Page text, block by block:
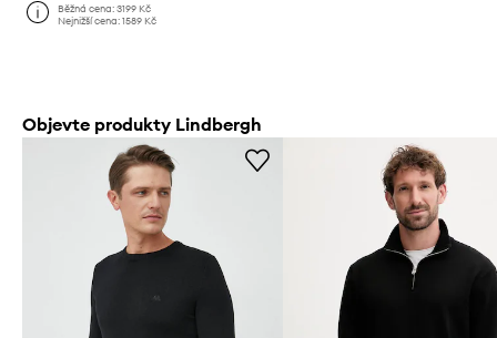
Běžná cena:3199 Kč
Nejnižší cena:1589 Kč
Objevte produkty Lindbergh